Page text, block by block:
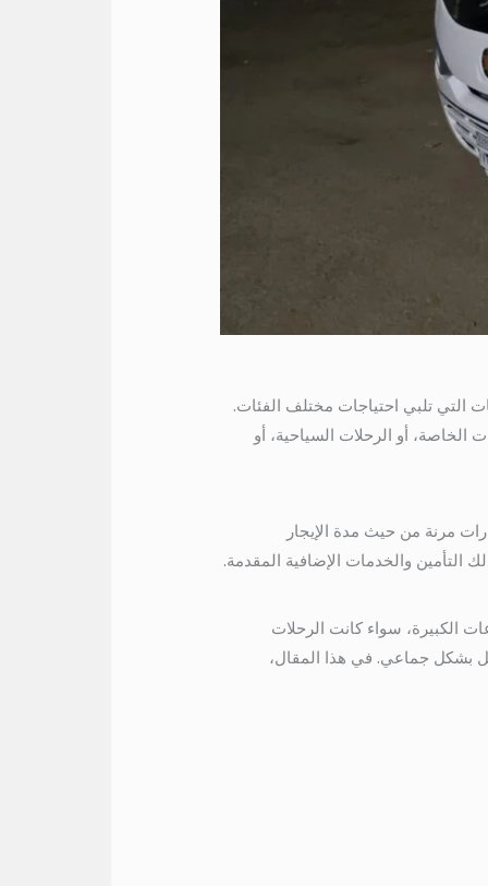
التي تلبي احتياجات مختلف الفئات.
في المناسبات الخاصة، أو الرحلات السياحية، أو
خيارات مرنة من حيث مدة الإيجار
التأمين والخدمات الإضافية المقدمة.
الكبيرة، سواء كانت الرحلات
والقدرة على التنقل بشكل جماعي. في هذا المقال،